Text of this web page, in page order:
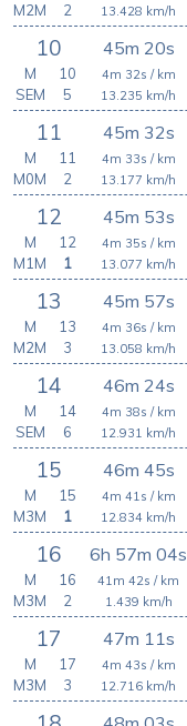
13.428 km/h
M2M
2
10 45m 20s
4m 32s / km
13.235 km/h
M
10
SEM
5
11 45m 32s
4m 33s / km
13.177 km/h
M
11
M0M
2
12 45m 53s
4m 35s / km
13.077 km/h
M
12
M1M
1
13 45m 57s
4m 36s / km
13.058 km/h
M
13
M2M
3
14 46m 24s
4m 38s / km
12.931 km/h
M
14
SEM
6
15 46m 45s
4m 41s / km
12.834 km/h
M
15
M3M
1
16 6h 57m 04s
41m 42s / km
1.439 km/h
M
16
M3M
2
17 47m 11s
4m 43s / km
12.716 km/h
M
17
M3M
3